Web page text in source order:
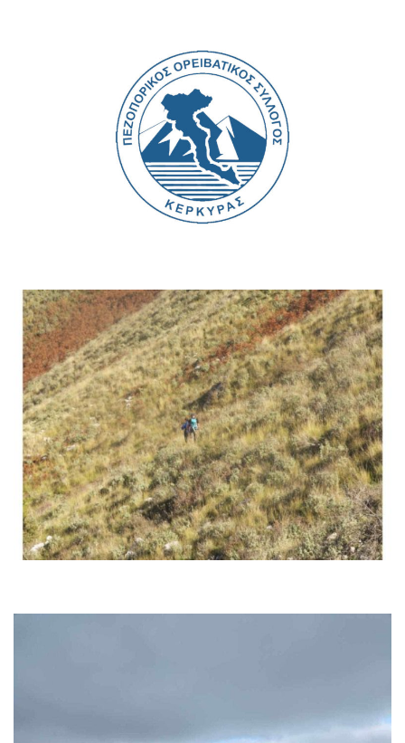
Ανακοινώσεις Γενική Συνέλευση
Ανακοινώσεις Πεζοπορίες